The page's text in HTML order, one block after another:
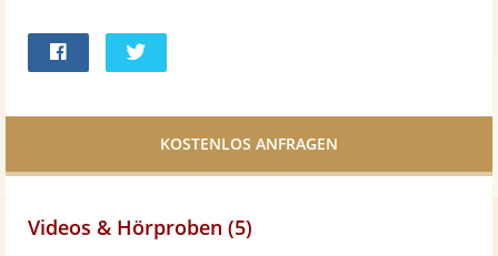
Facebook
Videos & Hörproben (5)